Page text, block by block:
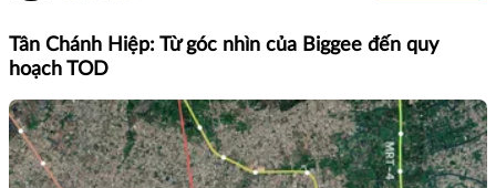
Tân Chánh Hiệp: Từ góc nhìn của Biggee đến quy
hoạch TOD